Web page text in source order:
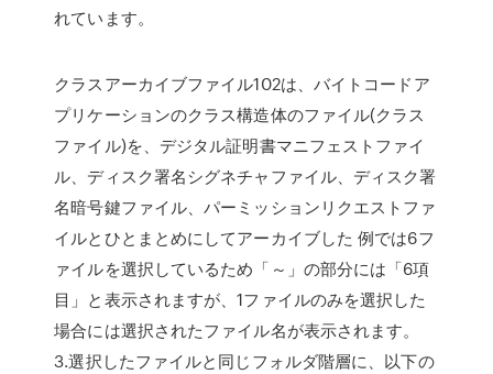
れています。
クラスアーカイブファイル102は、バイトコードア
プリケーションのクラス構造体のファイル(クラス
ファイル)を、デジタル証明書マニフェストファイ
ル、ディスク署名シグネチャファイル、ディスク署
名暗号鍵ファイル、パーミッションリクエストファ
イルとひとまとめにしてアーカイブした 例では6フ
ァイルを選択しているため「～」の部分には「6項
目」と表示されますが、1ファイルのみを選択した
場合には選択されたファイル名が表示されます。
3.選択したファイルと同じフォルダ階層に、以下の